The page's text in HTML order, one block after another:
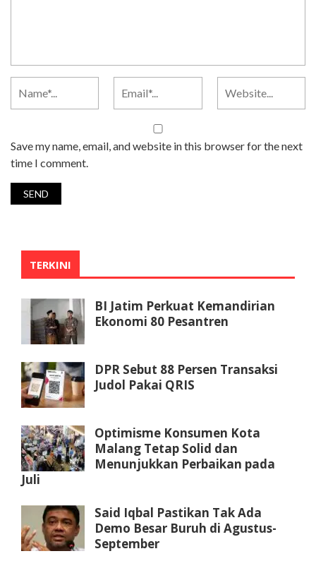
Save my name, email, and website in this browser for the next
time I comment.
TERKINI
BI Jatim Perkuat Kemandirian
Ekonomi 80 Pesantren
DPR Sebut 88 Persen Transaksi
Judol Pakai QRIS
Optimisme Konsumen Kota
Malang Tetap Solid dan
Menunjukkan Perbaikan pada
Juli
Said Iqbal Pastikan Tak Ada
Demo Besar Buruh di Agustus-
September